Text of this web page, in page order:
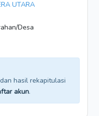
UTARA
Desa
hasil rekapitulasi
akun.